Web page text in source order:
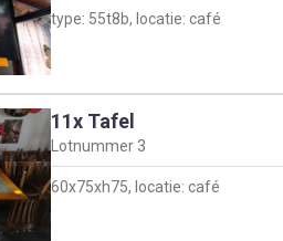
type: 55t8b, locatie: café
11x Tafel
Lotnummer 3
60x75xh75, locatie: café